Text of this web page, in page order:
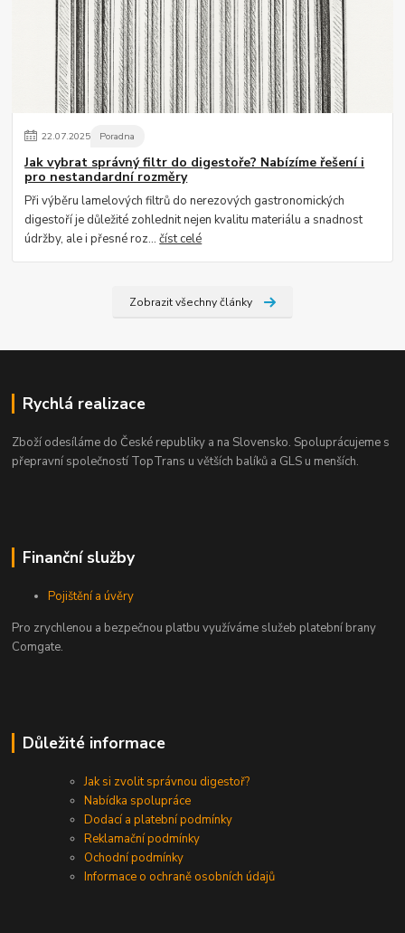
22.07.2025 Poradna
Jak vybrat správný filtr do digestoře? Nabízíme řešení i
pro nestandardní rozměry
Při výběru lamelových filtrů do nerezových gastronomických
digestoří je důležité zohlednit nejen kvalitu materiálu a snadnost
údržby, ale i přesné roz...číst celé
Zobrazit všechny články
Rychlá realizace
Zboží odesíláme do České republiky a na Slovensko. Spoluprácujeme s
přepravní společností TopTrans u větších balíků a GLS u menších.
Finanční služby
Pojištění a úvěry
Pro zrychlenou a bezpečnou platbu využíváme služeb platební brany
Comgate.
Důležité informace
Jak si zvolit správnou digestoř?
Nabídka spolupráce
Dodací a platební podmínky
Reklamační podmínky
Ochodní podmínky
Informace o ochraně osobních údajů